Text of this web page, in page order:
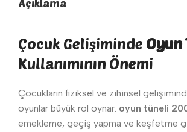
Açıklama
Çocuk Gelişiminde Oyun
Kullanımının Önemi
Çocukların fiziksel ve zihinsel
oyunlar büyük rol oynar. oyun tüneli
emekleme, geçiş yapma ve keşfetme